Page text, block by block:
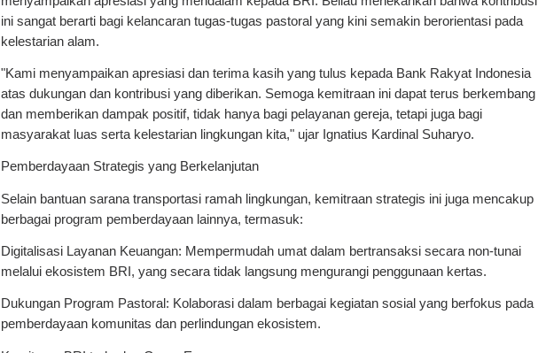
ini sangat berarti bagi kelancaran tugas-tugas pastoral yang kini semakin berorientasi pada
kelestarian alam.
"Kami menyampaikan apresiasi dan terima kasih yang tulus kepada Bank Rakyat Indonesia
atas dukungan dan kontribusi yang diberikan. Semoga kemitraan ini dapat terus berkembang
dan memberikan dampak positif, tidak hanya bagi pelayanan gereja, tetapi juga bagi
masyarakat luas serta kelestarian lingkungan kita," ujar Ignatius Kardinal Suharyo.
Pemberdayaan Strategis yang Berkelanjutan
Selain bantuan sarana transportasi ramah lingkungan, kemitraan strategis ini juga mencakup
berbagai program pemberdayaan lainnya, termasuk:
Digitalisasi Layanan Keuangan: Mempermudah umat dalam bertransaksi secara non-tunai
melalui ekosistem BRI, yang secara tidak langsung mengurangi penggunaan kertas.
Dukungan Program Pastoral: Kolaborasi dalam berbagai kegiatan sosial yang berfokus pada
pemberdayaan komunitas dan perlindungan ekosistem.